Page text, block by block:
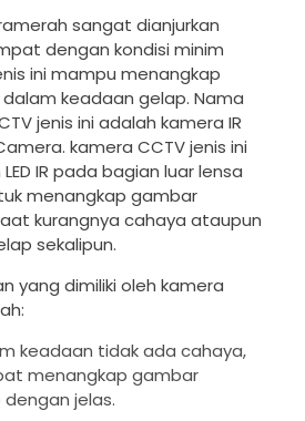
sangat dianjurkan
dengan kondisi minim
ini mampu menangkap
keadaan gelap. Nama
jenis ini adalah kamera IR
kamera CCTV jenis ini
IR pada bagian luar lensa
menangkap gambar
kurangnya cahaya ataupun
sekalipun.
yang dimiliki oleh kamera
keadaan tidak ada cahaya,
menangkap gambar
jelas.